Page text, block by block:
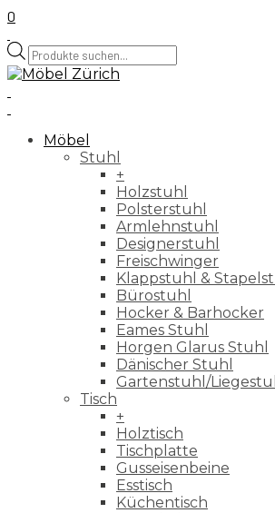
0
Products
search
Möbel
Stuhl
+
Holzstuhl
Polsterstuhl
Armlehnstuhl
Designerstuhl
Freischwinger
Klappstuhl &
Bürostuhl
Hocker & Barhocker
Eames Stuhl
Horgen Glarus Stuhl
Dänischer Stuhl
Gartenstuhl/
Tisch
+
Holztisch
Tischplatte
Gusseisenbeine
Esstisch
Küchentisch